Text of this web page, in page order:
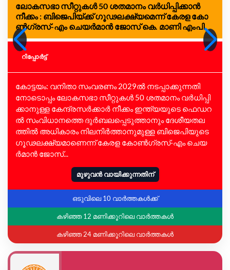
ലോ​​​ക​​​സ​​​ഭാ സീ​​​റ്റു​​​ക​​​ള്‍ 50 ശ​​​ത​​​മാ​​​നം വ​​​ര്‍ധി​​​പ്പി​​​ക്കാൻ
നീക്കം : ബി​​​ജെ​​​പി​​​യ്ക്ക് ഗൂ​​​ഢല​​​ക്ഷ്യ​​​മെന്ന് കേ​​​ര​​​ള കോ​​​
ണ്‍ഗ്ര​​​സ്-എം ​​​ചെ​​​യ​​​ര്‍മാ​​​ന്‍ ജോ​​​സ് കെ. ​​​മാ​​​ണി എം​​​പി
റിപ്പോര്‍ട്ട്
കോ​​​ട്ട​​​യം: വ​​​നി​​​താ സം​​​വ​​​ര​​​ണം 2029ല്‍ ​​​ന​​​ട​​​പ്പാ​​​ക്കു​​​ന്ന​​​തി​​​
നോ​​​ടൊ​​​പ്പം ലോ​​​ക​​​സ​​​ഭാ സീ​​​റ്റു​​​ക​​​ള്‍ 50 ശ​​​ത​​​മാ​​​നം വ​​​ര്‍ധി​​​പ്പി​​​
ക്കാ​​​നു​​​ള്ള കേ​​​ന്ദ്ര​​​സ​​​ര്‍ക്കാ​​​ര്‍ നീ​​​ക്കം ഇ​​​ന്ത്യ​​​യു​​​ടെ ഫെ​​​ഡ​​​റ​​​
ല്‍ സം​​​വി​​​ധാ​​​ന​​​ത്തെ ദു​​​ര്‍ബ​​​ല​​​പ്പെ​​​ടു​​​ത്താ​​​നും ദേ​​​ശീ​​​യ​​​ത​​​ല​​​
ത്തി​​​ല്‍ അ​​​ധി​​​കാ​​​രം നി​​​ല​​​നി​​​ര്‍ത്താ​​​നു​​​മു​​​ള്ള ബി​​​ജെ​​​പി​​​യു​​​ടെ
ഗൂ​​​ഢല​​​ക്ഷ്യ​​​മാ​​​ണെ​​​ന്ന് കേ​​​ര​​​ള കോ​​​ണ്‍ഗ്ര​​​സ്-എം ​​​ചെ​​​യ​​​
ര്‍മാ​​​ന്‍ ജോ​​​സ്...
മുഴുവൻ വായിക്കുന്നതിന്
ഒടുവിലെ 10 വാർത്തകൾക്ക്
കഴിഞ്ഞ 12 മണിക്കൂറിലെ വാർത്തകൾ
കഴിഞ്ഞ 24 മണിക്കൂറിലെ വാർത്തകൾ